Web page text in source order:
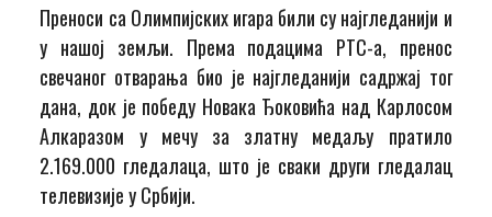
Преноси са Олимпијских игара били су најгледанији и
у нашој земљи. Према подацима РТС-а, пренос
свечаног отварања био је најгледанији садржај тог
дана, док је победу Новака Ђоковића над Карлосом
Алкаразом у мечу за златну медаљу пратило
2.169.000 гледалаца, што је сваки други гледалац
телевизије у Србији.